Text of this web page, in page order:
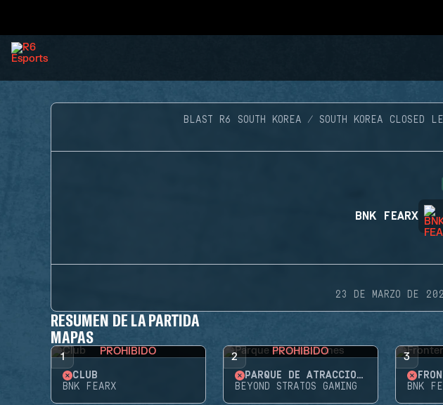
BLAST R6 SOUTH KOREA SOUTH KOREA CLOSED
BNK FEARX
23 DE MARZO DE
RESUMEN DE LA PARTIDA
MAPAS
1 PROHIBIDO
CLUB
BNK FEARX
2 PROHIBIDO
PARQUE DE ATRACCIONES
BEYOND STRATOS GAMING
3
BNK